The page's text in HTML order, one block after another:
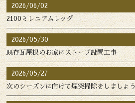
2026/06/02
2100ミレニアムレッグ
2026/05/30
既存瓦屋根のお家にストーブ設置工事
2026/05/27
次のシーズンに向けて煙突掃除をしましょう